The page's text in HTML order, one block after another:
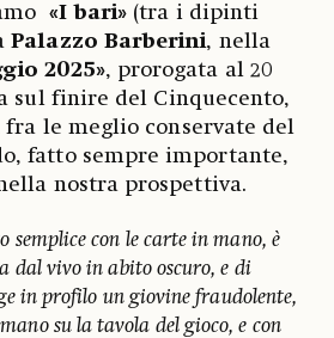
«I bari» (tra i dipinti
Palazzo Barberini, nella
2025», prorogata al 20
sul finire del Cinquecento,
le meglio conservate del
fatto sempre importante,
nostra prospettiva.
semplice con le carte in mano, è
dal vivo in abito oscuro, e di
in profilo un giovine fraudolente,
su la tavola del gioco, e con